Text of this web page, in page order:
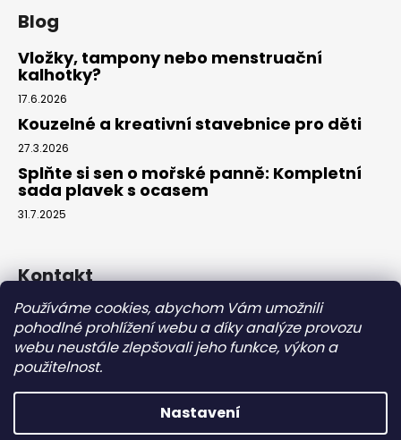
Používáme cookies, abychom Vám umožnili
pohodlné prohlížení webu a díky analýze provozu
webu neustále zlepšovali jeho funkce, výkon a
použitelnost.
Nastavení
Blog
Vložky, tampony nebo menstruační
kalhotky?
17.6.2026
Kouzelné a kreativní stavebnice pro děti
27.3.2026
Splňte si sen o mořské panně: Kompletní
sada plavek s ocasem
31.7.2025
Kontakt
info@eparuky.cz
+420 734 459 045
Náš Facebook